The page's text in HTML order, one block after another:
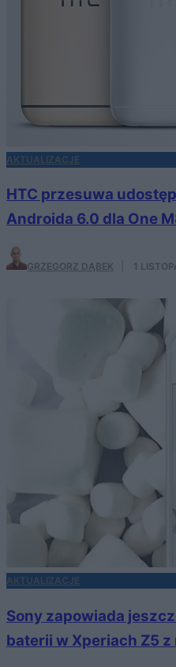
AKTUALIZACJE
HTC przesuwa
Androida 6.0 dla One
GRZEGORZ DĄBEK 1
AKTUALIZACJE
Sony zapowiada
baterii w Xperiach Z5